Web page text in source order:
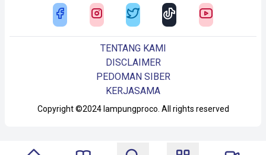
Copyright ©2024 lampungproco. All rights reserved
TENTANG KAMI
DISCLAIMER
PEDOMAN SIBER
KERJASAMA